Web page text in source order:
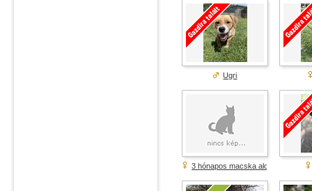
Ugri
3 hónapos macska alom